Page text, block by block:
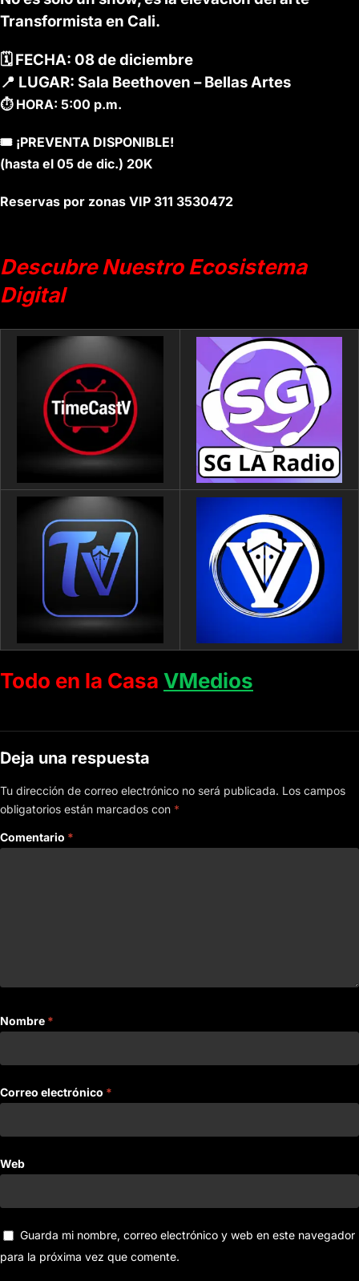
Transformista en Cali.
🗓️ FECHA: 08 de diciembre
📍 LUGAR: Sala Beethoven – Bellas Artes
⏱️ HORA: 5:00 p.m.
🎟️ ¡PREVENTA DISPONIBLE!
(hasta el 05 de dic.) 20K
Reservas por zonas VIP 311 3530472
Descubre Nuestro Ecosistema
Digital
Todo en la Casa VMedios
Deja una respuesta
Tu dirección de correo electrónico no será publicada. Los campos
obligatorios están marcados con *
Comentario *
Nombre *
Correo electrónico *
Web
Guarda mi nombre, correo electrónico y web en este navegador
para la próxima vez que comente.